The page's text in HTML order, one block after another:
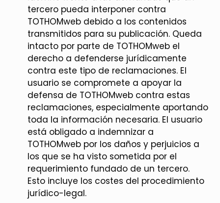
tercero pueda interponer contra
TOTHOMweb debido a los contenidos
transmitidos para su publicación. Queda
intacto por parte de TOTHOMweb el
derecho a defenderse jurídicamente
contra este tipo de reclamaciones. El
usuario se compromete a apoyar la
defensa de TOTHOMweb contra estas
reclamaciones, especialmente aportando
toda la información necesaria. El usuario
está obligado a indemnizar a
TOTHOMweb por los daños y perjuicios a
los que se ha visto sometida por el
requerimiento fundado de un tercero.
Esto incluye los costes del procedimiento
jurídico-legal.